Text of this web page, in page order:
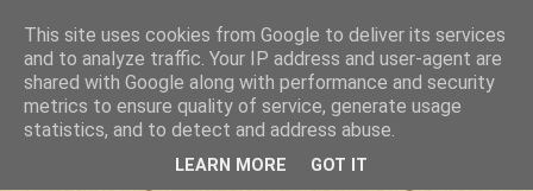
Württembergischer
Weltkriegs-Blog
This site uses cookies from Google to deliver its services
and to analyze traffic. Your IP address and user-agent are
shared with Google along with performance and security
metrics to ensure quality of service, generate usage
statistics, and to detect and address abuse.
LEARN MORE GOT IT